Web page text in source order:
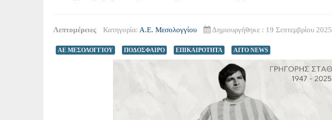
Λεπτομέρειες Κατηγορία: Α.Ε. Μεσολογγίου Δημιουργήθηκε : 19 Σεπτεμβρίου 2025
ΑΕ ΜΕΣΟΛΟΓΓΙΟΥ ΠΟΔΟΣΦΑΙΡΟ ΕΠΙΚΑΙΡΟΤΗΤΑ AITO NEWS